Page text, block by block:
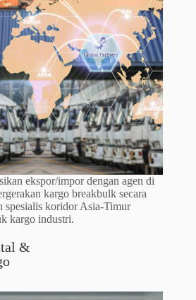
ekspor/impor dengan agen di
kargo breakbulk secara
spesialis koridor Asia-Timur
kargo industri.
&